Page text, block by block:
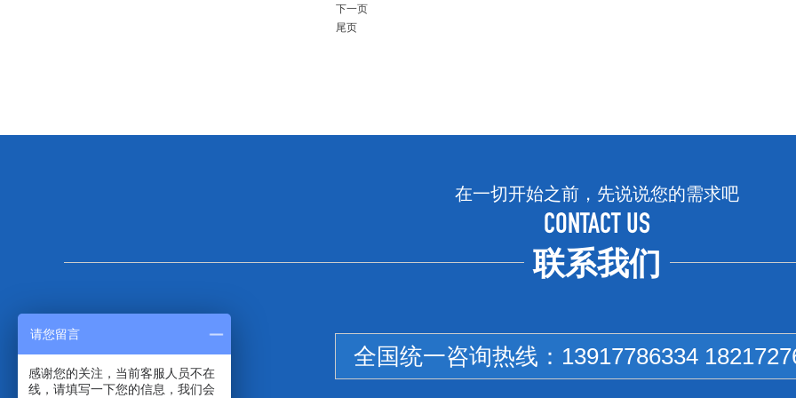
下一页
尾页
在一切开始之前，先说说您的需求吧
CONTACT US
联系我们
全国统一咨询热线： 13917786334
请您留言
感谢您的关注，当前客服人员不在
线，请填写一下您的信息，我们会